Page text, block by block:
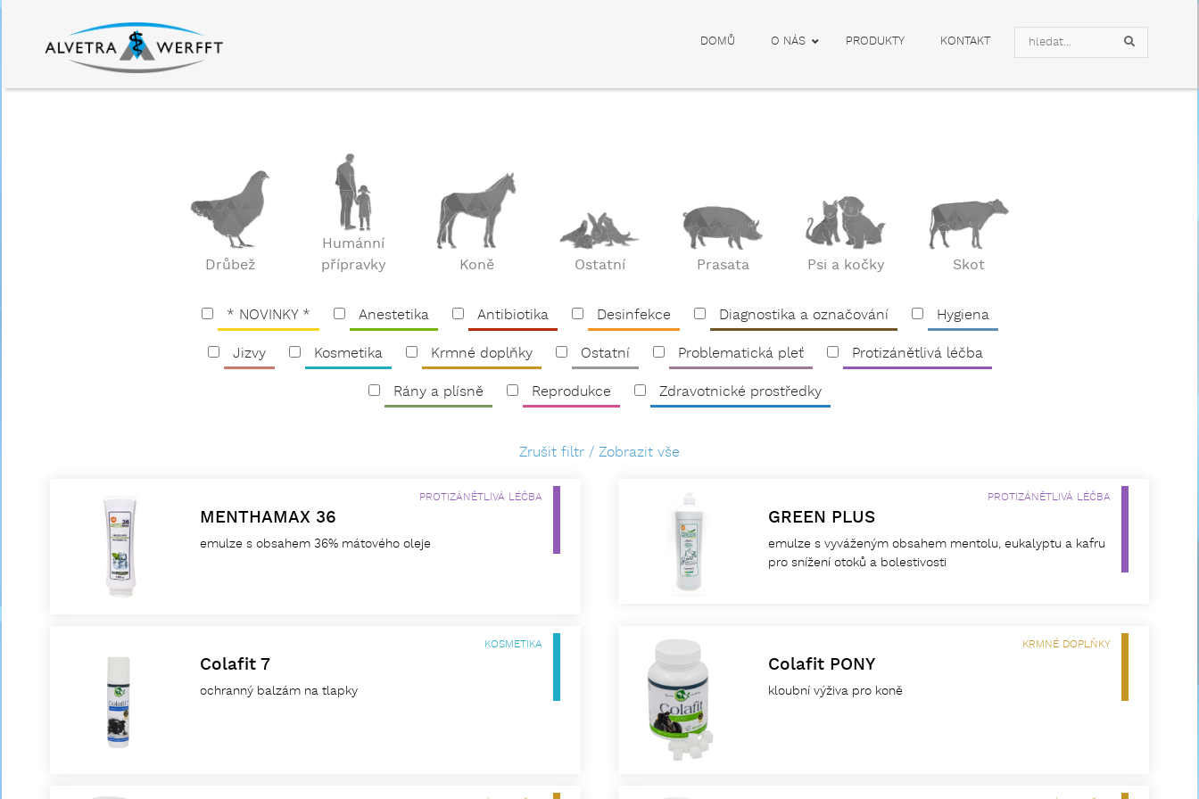
DOMŮ O NÁS PRODUKTY KONTAKT
Drůbež
Humánní
přípravky
Koně Ostatní Prasata Psi a kočky Skot
* NOVINKY * Anestetika Antibiotika Desinfekce Diagnostika a označování Hygiena
Jizvy Kosmetika Krmné doplňky Ostatní Problematická pleť Protizánětlivá léčba
Rány a plísně Reprodukce Zdravotnické prostředky
Zrušit filtr / Zobrazit vše
PROTIZÁNĚTLIVÁ LÉČBA
MENTHAMAX 36
emulze s obsahem 36% mátového oleje
PROTIZÁNĚTLIVÁ LÉČBA
GREEN PLUS
emulze s vyváženým obsahem mentolu, eukalyptu a kafru
pro snížení otoků a bolestivosti
KOSMETIKA
Colafit 7
ochranný balzám na tlapky
KRMNÉ DOPLŇKY
Colafit PONY
kloubní výživa pro koně